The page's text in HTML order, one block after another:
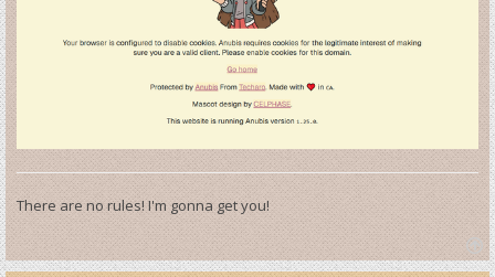
There are no rules! I'm gonna get you!
T